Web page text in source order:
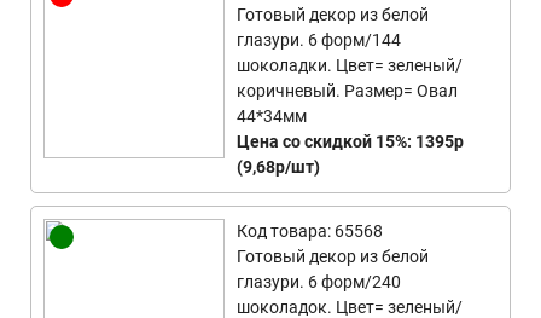
Готовый декор из белой
глазури. 6 форм/144
шоколадки. Цвет= зеленый/
коричневый. Размер= Овал
44*34мм
Цена со скидкой 15%: 1395р
(9,68р/шт)
Код товара: 65568
Готовый декор из белой
глазури. 6 форм/240
шоколадок. Цвет= зеленый/